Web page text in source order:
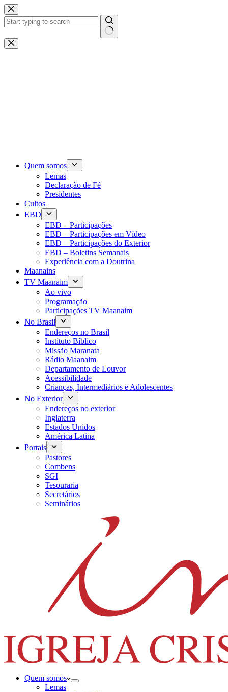
Pular
para
o
Sem
resultados
Quem somos
Lemas
Declaração de Fé
Presidentes
Cultos
EBD
EBD – Participações
EBD – Participações em Vídeo
EBD – Participações do Exterior
EBD – Boletins Semanais
Experiência com a Doutrina
Maanains
TV Maanaim
Ao vivo
Programação
Participações TV Maanaim
No Brasil
Endereços no Brasil
Instituto Bíblico
Missão Maranata
Rádio Maanaim
Departamento de Louvor
Acessibilidade
Crianças, Intermediários e Adolescentes
No Exterior
Endereços no exterior
Inglaterra
Estados Unidos
América Latina
Portais
Pastores
Combens
SGI
Tesouraria
Secretários
Seminários
Quem somos
Lemas